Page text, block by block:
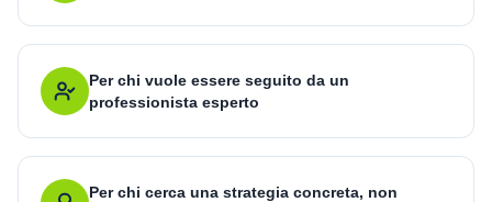
Per chi vuole essere seguito da un
professionista esperto
Per chi cerca una strategia concreta, non